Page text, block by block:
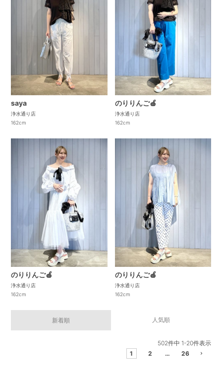
saya
浄水通り店
162cm
のりりんご🍎
浄水通り店
162cm
のりりんご🍎
浄水通り店
162cm
のりりんご🍎
浄水通り店
162cm
新着順 人気順
502件中 1-20件表示
1
2 … 26